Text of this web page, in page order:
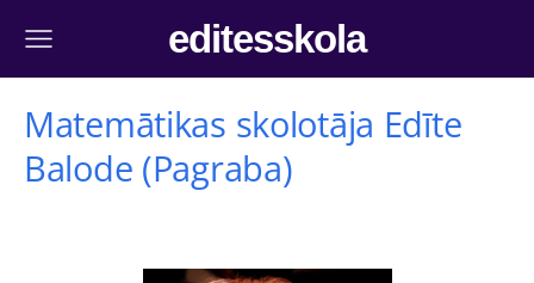
editesskola
Matemātikas skolotāja Edīte
Balode (Pagraba)